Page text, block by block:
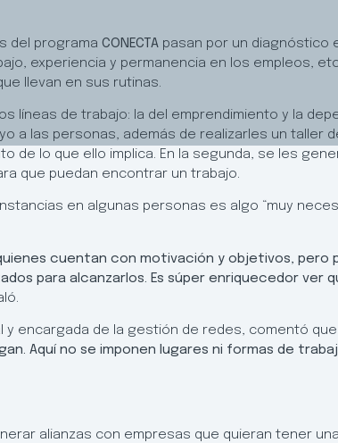
del programa CONECTA pasan por un diagnóstico
experiencia y permanencia en los empleos,
llevan en sus rutinas.
líneas de trabajo: la del emprendimiento y la
a las personas, además de realizarles un taller
de lo que ello implica. En la segunda, se les
que puedan encontrar un trabajo.
en algunas personas es algo “muy
cuentan con motivación y objetivos,
para alcanzarlos. Es súper enriquecedor ver
y encargada de la gestión de redes, comentó que
Aquí no se imponen lugares ni formas de
alianzas con empresas que quieran tener